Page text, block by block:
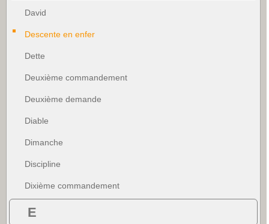
David
Descente en enfer
Dette
Deuxième commandement
Deuxième demande
Diable
Dimanche
Discipline
Dixième commandement
E